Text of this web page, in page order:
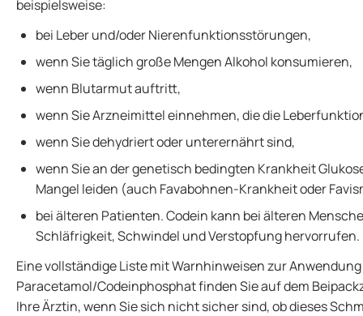
beispielsweise:
bei Leber und/oder Nierenfunktionsstörungen,
wenn Sie täglich große Mengen Alkohol konsumieren,
wenn Blutarmut auftritt,
wenn Sie Arzneimittel einnehmen, die die
wenn Sie dehydriert oder unterernährt sind,
wenn Sie an der genetisch bedingten Krankheit
Mangel leiden (auch Favabohnen-Krankheit oder
bei älteren Patienten. Codein kann bei älteren
Schläfrigkeit, Schwindel und Verstopfung hervorrufen.
Eine vollständige Liste mit Warnhinweisen zur
Paracetamol/Codeinphosphat finden Sie auf dem
Ihre Ärztin, wenn Sie sich nicht sicher sind, ob dieses